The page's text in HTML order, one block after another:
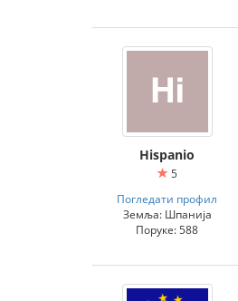
Hispanio
5
Погледати профил
Земља: Шпанија
Поруке: 588